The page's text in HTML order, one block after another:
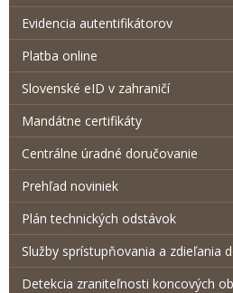
Evidencia autentifikátorov
Platba online
Slovenské eID v zahraničí
Mandátne certifikáty
Centrálne úradné doručovanie
Prehľad noviniek
Plán technických odstávok
Služby sprístupňovania a zdieľania
Detekcia zraniteľnosti koncových